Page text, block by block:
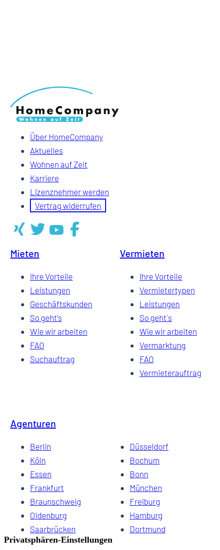
Über HomeCompany
Aktuelles
Wohnen auf Zeit
Karriere
Lizenznehmer werden
Vertrag widerrufen
Mieten
Ihre Vorteile
Leistungen
Geschäftskunden
So geht's
Wie wir arbeiten
FAQ
Suchauftrag
Vermieten
Ihre Vorteile
Vermietertypen
Leistungen
So geht`s
Wie wir arbeiten
Vermarktung
FAQ
Vermieterauftrag
Agenturen
Berlin
Düsseldorf
Köln
Bochum
Essen
Bonn
Frankfurt
München
Braunschweig
Freiburg
Oldenburg
Hamburg
Saarbrücken
Dortmund
Hannover